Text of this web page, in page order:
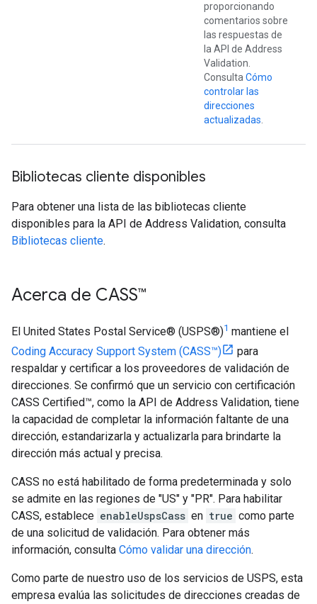
proporcionando
comentarios sobre
las respuestas de
la API de Address
Validation.
ConsultaCómo
controlar las
direcciones
actualizadas.
Bibliotecas cliente disponibles
Para obtener una lista de las bibliotecas cliente
disponibles para la API de Address Validation, consulta
Bibliotecas cliente.
Acerca de CASS™
El United States Postal Service® (USPS®)1 mantiene el
Coding Accuracy Support System (CASS™)
para
respaldar y certificar a los proveedores de validación de
direcciones. Se confirmó que un servicio con certificación
CASS Certified™, como la API de Address Validation, tiene
la capacidad de completar la información faltante de una
dirección, estandarizarla y actualizarla para brindarte la
dirección más actual y precisa.
CASS no está habilitado de forma predeterminada y solo
se admite en las regiones de "US" y "PR". Para habilitar
CASS, establece enableUspsCass en true como parte
de una solicitud de validación. Para obtener más
información, consulta Cómo validar una dirección.
Como parte de nuestro uso de los servicios de USPS, esta
empresa evalúa las solicitudes de direcciones creadas de